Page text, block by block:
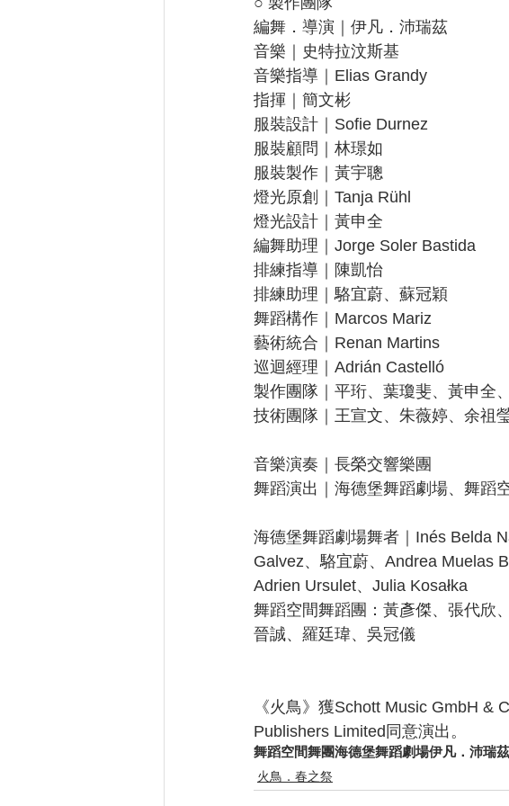
編舞．導演｜伊凡．沛瑞茲
音樂｜史特拉汶斯基
音樂指導｜Elias Grandy
指揮｜簡文彬
服裝設計｜Sofie Durnez
服裝顧問｜林璟如
服裝製作｜黃宇聰
燈光原創｜Tanja Rühl
燈光設計｜黃申全
編舞助理｜Jorge Soler Bastida
排練指導｜陳凱怡
排練助理｜駱宜蔚、蘇冠穎
舞蹈構作｜Marcos Mariz
藝術統合｜Renan Martins
巡迴經理｜Adrián Castelló
製作團隊｜平珩、葉瓊斐、黃申全
技術團隊｜王宣文、朱薇婷、余祖
音樂演奏｜長榮交響樂團
舞蹈演出｜海德堡舞蹈劇場、舞蹈
海德堡舞蹈劇場舞者｜Inés Belda
Galvez、駱宜蔚、Andrea Muelas
Adrien Ursulet、Julia Kosałka
舞蹈空間舞蹈團：黃彥傑、張代欣
晉誠、羅廷瑋、吳冠儀
《火鳥》獲Schott Music GmbH &
Publishers Limited同意演出。
舞蹈空間舞團海德堡舞蹈劇場伊凡．沛瑞茲
火鳥．春之祭